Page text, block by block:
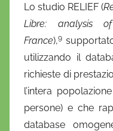
Lo studio RELIEF (
Libre: analysis
France),9
utilizzando il
richieste di
l’intera
persone) e che
database